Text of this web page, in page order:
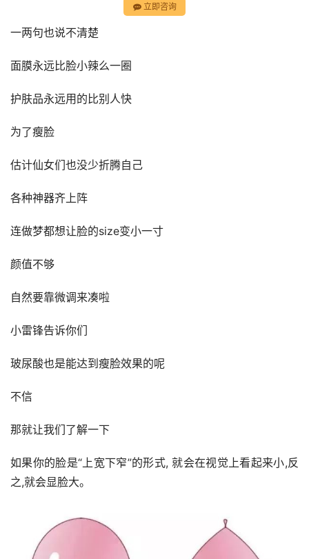
立即咨询
一两句也说不清楚
面膜永远比脸小辣么一圈
护肤品永远用的比别人快
为了瘦脸
估计仙女们也没少折腾自己
各种神器齐上阵
连做梦都想让脸的size变小一寸
颜值不够
自然要靠微调来凑啦
小雷锋告诉你们
玻尿酸也是能达到瘦脸效果的呢
不信
那就让我们了解一下
如果你的脸是“上宽下窄”的形式, 就会在视觉上看起来小,反
之,就会显脸大。